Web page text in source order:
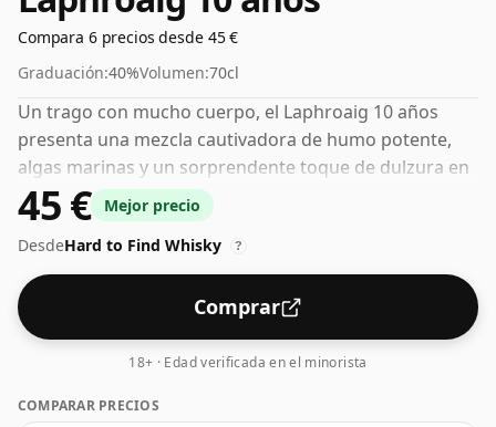
Compara 6 precios desde 45 €
Graduación:40%Volumen:70cl
Un trago con mucho cuerpo, el Laphroaig 10 años
presenta una mezcla cautivadora de humo potente,
algas marinas y un sorprendente toque de dulzura en
nariz. En boca da fe de su naturaleza robusta,
equilibrando capas de atractiva turba con pinceladas
de sal y una sorpresa de dulzura. Con un final cálido y
persistente, este whisky es verdaderamente una joya
clásica.
45 €
Mejor precio
DesdeHard to Find Whisky ?
Comprar
18+ · Edad verificada en el minorista
COMPARAR PRECIOS